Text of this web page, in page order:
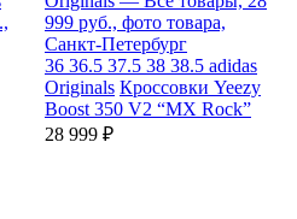
36 36.5 37.5 38 38.5 adidas
Originals Кроссовки Yeezy
Boost 350 V2 “MX Rock”
28 999 ₽